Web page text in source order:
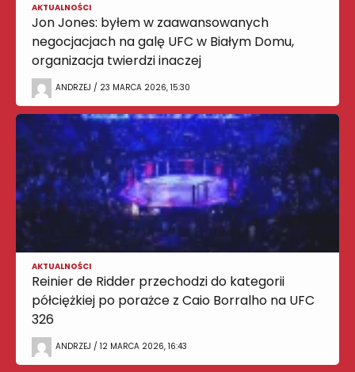
AKTUALNOŚCI
Jon Jones: byłem w zaawansowanych
negocjacjach na galę UFC w Białym Domu,
organizacja twierdzi inaczej
ANDRZEJ / 23 MARCA 2026, 15:30
AKTUALNOŚCI
Reinier de Ridder przechodzi do kategorii
półciężkiej po porażce z Caio Borralho na UFC
326
ANDRZEJ / 12 MARCA 2026, 16:43